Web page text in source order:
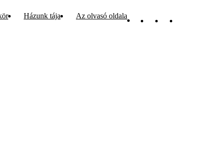
Házunk tája Az olvasó oldala